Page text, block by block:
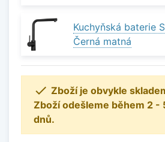
Kuchyňská baterie
Černá matná
 Zboží je obvykle
Zboží odešleme během 2 -
dnů.